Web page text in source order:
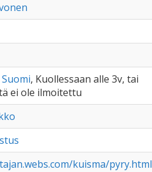
Suomi, Kuollessaan alle 3v, tai
ei ole ilmoitettu
kuisma/pyry.html